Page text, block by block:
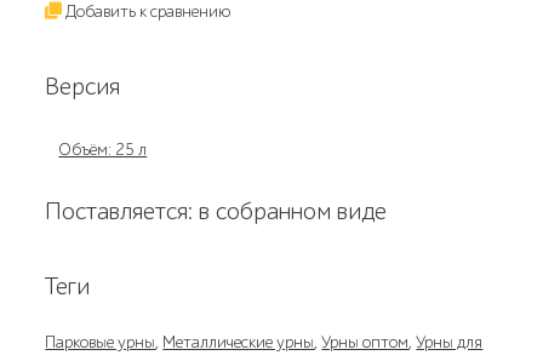
Добавить к сравнению
Версия
Объём: 25 л
Поставляется: в собранном виде
Теги
Парковые урны, Металлические урны,Урны оптом,Урны для